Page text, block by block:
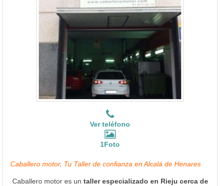
Ver teléfono
1Foto
Caballero motor, Tu Taller de confianza en Alcalá de Henares
Caballero motor es un taller especializado en Rieju cerca de